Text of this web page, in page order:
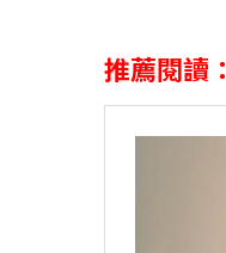
推薦閱讀：